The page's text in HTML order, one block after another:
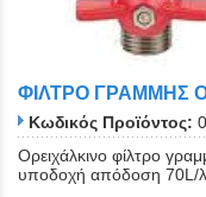
ΦΙΛΤΡΟ ΓΡΑΜΜΗΣ
Κωδικός Προϊόντος:
Ορειχάλκινο φίλτρο
υποδοχή απόδοση 70L/